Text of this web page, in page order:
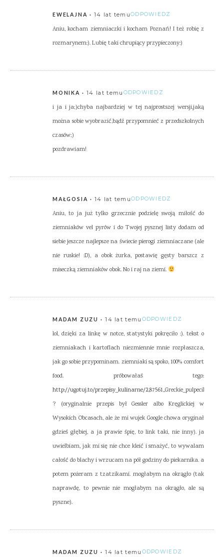
EWELAJNA 14 lat temuODPOWIEDZ
Aniu, kocham ziemniaczki i kocham Poznań! I też robię z
rozmarynem:). Lubię taki chrupiący przypieczony:)
MONIKA 14 lat temu ODPOWIEDZ
i ja i ja;)chyba najbardziej w tej najprostszej wersji,jaką
można sobie wyobrazić,bądź przypomnieć z przedszkolnych
czasów;)
pozdrawiam!
MAŁGOSIA 14 lat temuODPOWIEDZ
Aniu, to ja już tylko grzecznie podzielę swoją miłość do
ziemniaków vel pyrów i do Twojej pysznej listy dodam od
siebie jeszcze najlepsze na świecie pierogi ziemniaczane (ale
nie ruskie! :D), a obok żurka, postawię gęsty barszcz z
miseczką ziemniaków obok. No i raj na ziemi.
MADAM ZUZU 14 lat temu ODPOWIEDZ
lol, dzięki za linkę w notce, statystyki pokręciło :). tekst o
ziemniakach i kartoflach niezmiennie mnie rozpłaszcza,
jak go sobie przypominam. ziemniaki są spoko, 100% comfort
food. próbowałaś tego:
http://ugotuj.to/przepisy_kulinarne/2,87561
? (oryginalnie przepis był Gessler albo Kręglickiej w
Wysokich Obcasach, ale że mi wujek Google chowa oryginał
gdzieś głębiej, a ja prawie śpię, to link taki, nie inny). ja
uwielbiam, jak mi się nie chce kleić i smażyć, to wywalam
całość do blachy i wrzucam na pół godziny do piekarnika. a
potem pożeram z tzatzikami. mogłabym na okrągło (tak
naprawdę, to pewnie nie mogłabym na okrągło, ale są
pyszne).
MADAM ZUZU 14 lat temu ODPOWIEDZ